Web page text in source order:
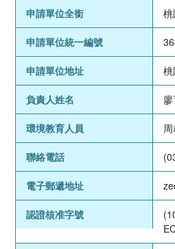
申請單位全銜
申請單位統一編號
申請單位地址
負責人姓名
環境教育人員
聯絡電話
電子郵遞地址
認證核准字號